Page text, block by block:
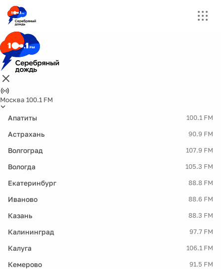
Москва 100.1 FM
Апатиты 100.1 FM
Астрахань 90.9 FM
Волгоград 107.9 FM
Вологда 105.3 FM
Екатеринбург 88.8 FM
Иваново 88.6 FM
Казань 88.3 FM
Калининград 97.7 FM
Калуга 106.1 FM
Кемерово 91.5 FM